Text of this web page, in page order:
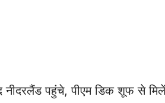
नीदरलैंड पहुंचे, पीएम डिक शूफ से